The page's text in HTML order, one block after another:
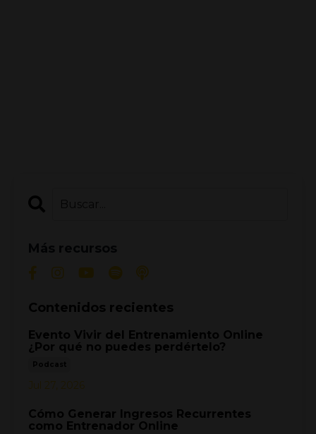
Contenidos recientes
Evento Vivir del Entrenamiento Online
¿Por qué no puedes perdértelo?
Jul 27, 2026
Cómo Generar Ingresos Recurrentes
como Entrenador Online